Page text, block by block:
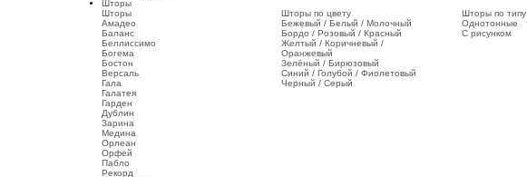
Шторы
Шторы
Амадео
Баланс
Беллиссимо
Богема
Бостон
Версаль
Гала
Галатея
Гарден
Дублин
Зарина
Медина
Орлеан
Орфей
Пабло
Рекорд
Шторы по цвету
Бежевый / Белый / Молочный
Бордо / Розовый / Красный
Желтый / Коричневый /
Оранжевый
Зелёный / Бирюзовый
Синий / Голубой / Фиолетовый
Черный / Серый
Шторы по типу
Однотонные
С рисунком